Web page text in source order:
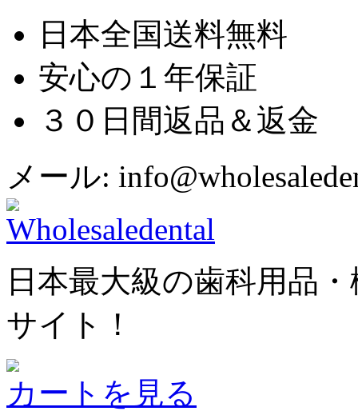
日本全国送料無料
安心の１年保証
３０日間返品＆返金
メール:
日本最大級の歯科用品
サイト！
カートを見る